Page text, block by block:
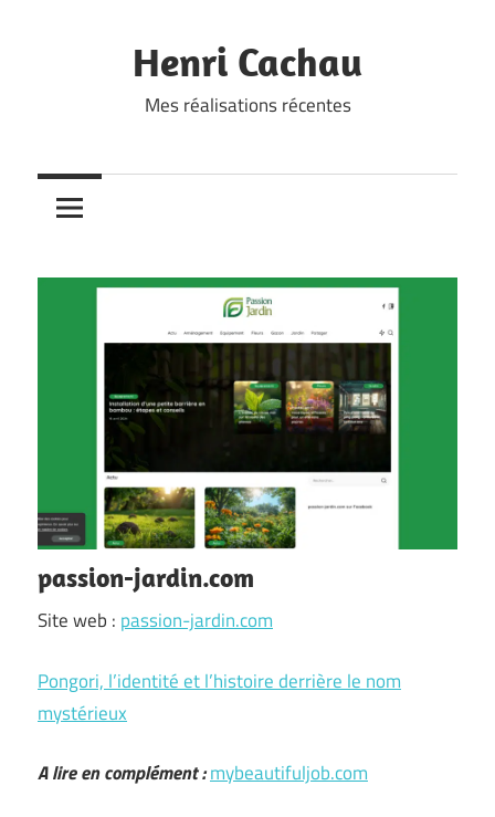
Henri Cachau
Mes réalisations récentes
passion-jardin.com
Site web : passion-jardin.com
Pongori, l’identité et l’histoire derrière le nom
mystérieux
A lire en complément :mybeautifuljob.com